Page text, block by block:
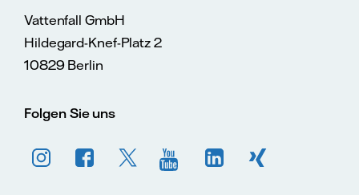
Vattenfall GmbH
Hildegard-Knef-Platz 2
10829 Berlin
Folgen Sie uns